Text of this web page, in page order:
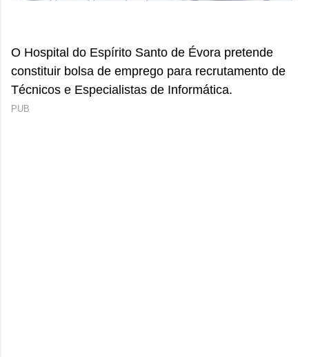
O Hospital do Espírito Santo de Évora pretende
constituir bolsa de emprego para recrutamento de
Técnicos e Especialistas de Informática.
PUB